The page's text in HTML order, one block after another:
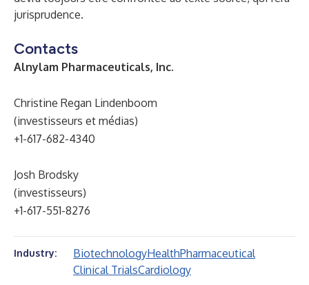
jurisprudence.
Contacts
Alnylam Pharmaceuticals, Inc.
Christine Regan Lindenboom
(investisseurs et médias)
+1-617-682-4340
Josh Brodsky
(investisseurs)
+1-617-551-8276
Industry: BiotechnologyHealthPharmaceutical
Clinical TrialsCardiology